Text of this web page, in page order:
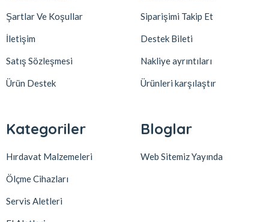
Şartlar Ve Koşullar
İletişim
Satış Sözleşmesi
Ürün Destek
Siparişimi Takip Et
Destek Bileti
Nakliye ayrıntıları
Ürünleri karşılaştır
Kategoriler
Hırdavat Malzemeleri
Ölçme Cihazları
Servis Aletleri
Bloglar
Web Sitemiz Yayında